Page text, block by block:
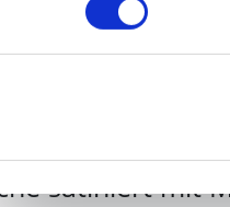
Indem Sie auf den Button
Impressum|Datenschutz
satiniert mit